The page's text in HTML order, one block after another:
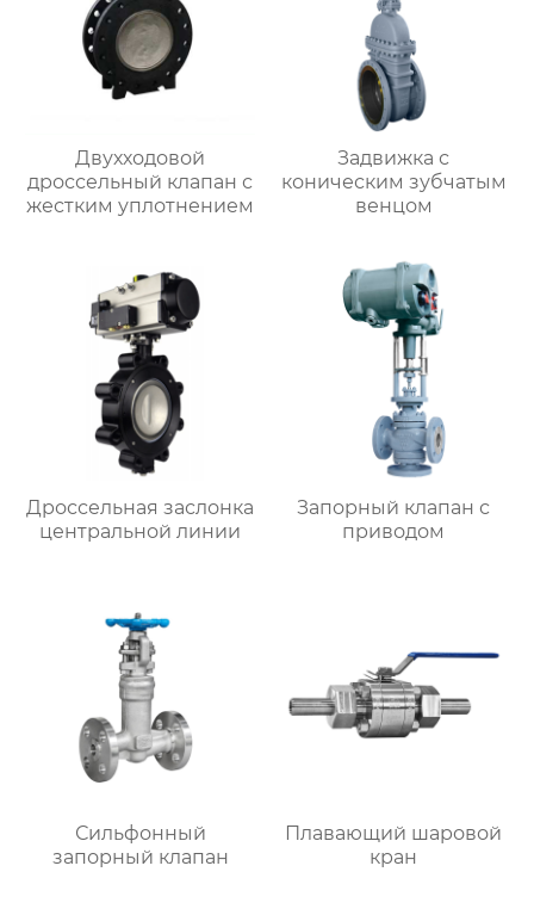
Двухходовой
дроссельный клапан с
жестким уплотнением
Задвижка с
коническим зубчатым
венцом
Дроссельная заслонка
центральной линии
Запорный клапан с
приводом
Сильфонный
запорный клапан
Плавающий шаровой
кран